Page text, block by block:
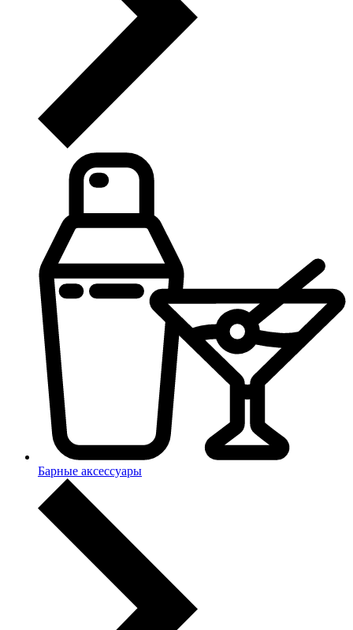
Барные аксессуары